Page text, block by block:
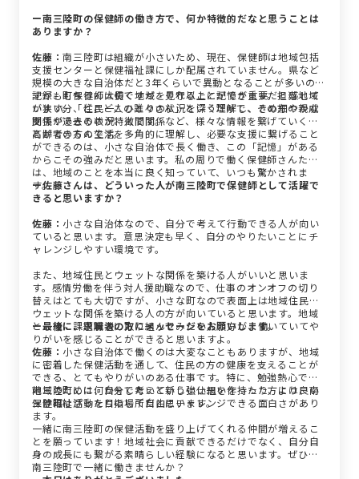
ー南三陸町の保健師の働き方で、何か特徴的だなと思うことは
ありますか？
佐藤：南三陸町は組織が小さいため、現在、保健師は地域包括
支援センターと保健福祉課にしか配属されていません。県など
規模の大きな自治体だと3年くらいで異動となることが多いので
すが、町保健師は長く地域を見守ることができます。担当地域
が狭い分、住民一人ひとりの状況を深く理解し、きめ細やかな
支援ができるのが特徴です。
記録ももちろん大切ですが、それ以上に記憶が重要だと感じて
います。「どこどこの誰々さん」というだけで、その方の親戚
関係や過去の状況、人間関係など、様々な情報を繋げていくこ
とができるんです。
高齢者の方の生活を多角的に理解し、必要な支援に繋げること
ができるのは、小さな自治体で長く働き、この「記憶」がある
からこその強みだと思います。私の周りで働く保健師さんたち
は、地域のことを本当に良く知っていて、いつも驚かされま
す。
ー佐藤さんは、どういった人が南三陸町で保健師として活躍で
きると思いますか？
佐藤： 小さな自治体なので、自分で考えて行動できる人が向い
ていると思います。意思決定も早く、自分のやりたいことにチ
ャレンジしやすい環境です。
また、地域住民とウェットな関係を築ける人がいいと思いま
す。感情労働を伴う対人援助職なので、仕事のオンオフの切り
替えはとても大切ですが、小さな町なので表面上は地域住民と
ウェットな関係を築ける人の方が向いていると思います。地域
と一緒に課題解決に取り組んでみたい人の方が、働いていてや
りがいを感じることができると思いますよ。
ー最後に、求職者の方にメッセージをお願いします。
佐藤： 小さな自治体で働くのは大変なこともありますが、地域
に密着した保健活動を通して、住民の方の健康を支えることが
できる、とてもやりがいのある仕事です。特に、勉強熱心で、
地域のために何かをしたいという強い思いを持った方には、南
三陸町はぴったりの場所だと思います。
南三陸町には、自分で考えて新しい仕組を作ったり、より良い
保健福祉活動を目指して自由にチャレンジできる面白さがあり
ます。
一緒に南三陸町の保健活動を盛り上げてくれる仲間が増えるこ
とを願っています！地域社会に貢献できるだけでなく、自分自
身の成長にも繋がる素晴らしい経験になると思います。ぜひ、
南三陸町で一緒に働きませんか？